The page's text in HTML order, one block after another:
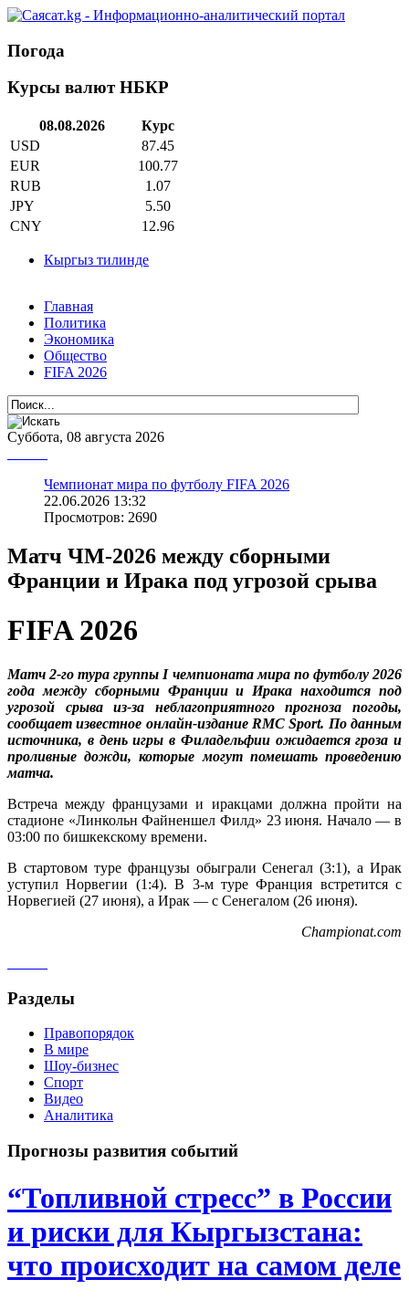
Погода
Курсы валют НБКР
08.08.2026
Курс
USD
87.45
EUR
100.77
RUB
1.07
JPY
5.50
CNY
12.96
Кыргыз тилинде
Главная
Политика
Экономика
Общество
FIFA 2026
Суббота, 08 августа 2026
Чемпионат мира по футболу FIFA 2026
22.06.2026 13:32
Просмотров: 2690
Матч ЧМ-2026 между сборными
Франции и Ирака под угрозой срыва
FIFA 2026
Матч 2-го тура группы I чемпионата мира по футболу 2026
года между сборными Франции и Ирака находится под
угрозой срыва из-за неблагоприятного прогноза погоды,
сообщает известное онлайн-издание RMC Sport. По данным
источника, в день игры в Филадельфии ожидается гроза и
проливные дожди, которые могут помешать проведению
матча.
Встреча между французами и иракцами должна пройти на
стадионе «Линкольн Файненшел Филд» 23 июня. Начало — в
03:00 по бишкекскому времени.
В стартовом туре французы обыграли Сенегал (3:1), а Ирак
уступил Норвегии (1:4). В 3-м туре Франция встретится с
Норвегией (27 июня), а Ирак — с Сенегалом (26 июня).
Championat.com
Разделы
Правопорядок
В мире
Шоу-бизнес
Спорт
Видео
Аналитика
Прогнозы развития событий
“Топливной стресс” в России
и риски для Кыргызстана:
что происходит на самом деле